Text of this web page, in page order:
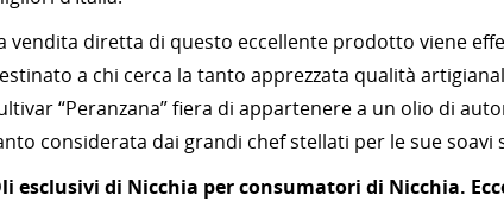
vendita diretta di questo eccellente prodotto viene
a chi cerca la tanto apprezzata qualità
“Peranzana” fiera di appartenere a un olio di
considerata dai grandi chef stellati per le sue soavi
esclusivi di Nicchia per consumatori di Nicchia.